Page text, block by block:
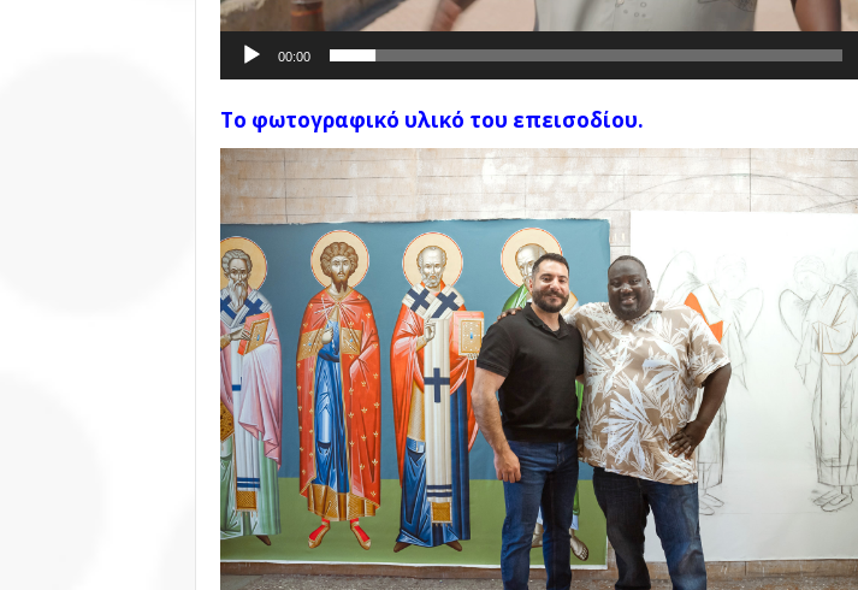
00:00
Το φωτογραφικό υλικό του επεισοδίου.